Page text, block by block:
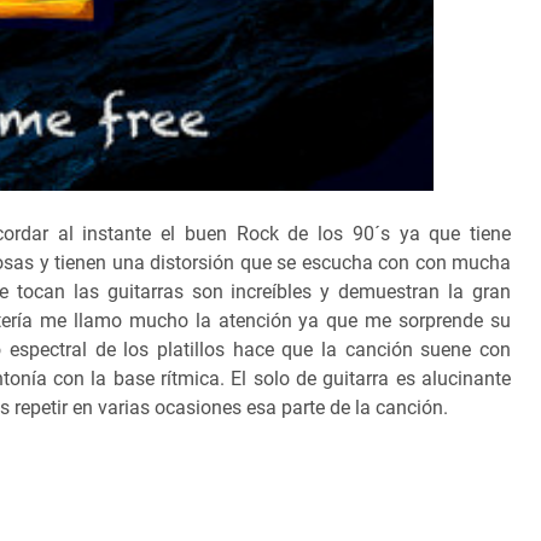
al instante el buen Rock de los 90´s ya que tiene
y tienen una distorsión que se escucha con con mucha
las guitarras son increíbles y demuestran la gran
me llamo mucho la atención ya que me sorprende su
de los platillos hace que la canción suene con
con la base rítmica. El solo de guitarra es alucinante
repetir en varias ocasiones esa parte de la canción.